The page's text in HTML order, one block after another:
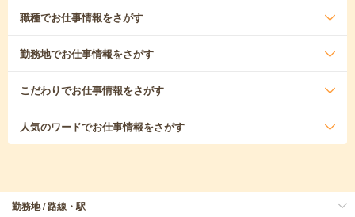
職種でお仕事情報をさがす
勤務地でお仕事情報をさがす
こだわりでお仕事情報をさがす
人気のワードでお仕事情報をさがす
勤務地 / 路線・駅